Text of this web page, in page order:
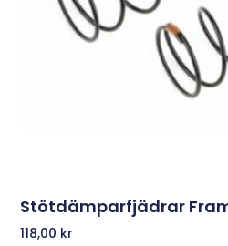
Stötdämparfjädrar
118,00 kr